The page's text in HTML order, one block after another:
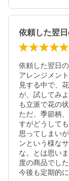
依頼した翌日
アレンジメン
見する中で、
が、試してみ
も立派で花の
ただ、季節柄
すがどうして
思ってしまい
ンという様な
な。とは思い
度の商品でした
今後も定期的